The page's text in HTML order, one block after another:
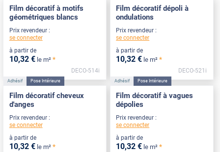
Film décoratif à motifs
géométriques blancs
Prix revendeur :
se connecter
à partir de
10,32 € le m² *
DECO-514i
Film décoratif dépoli à
ondulations
Prix revendeur :
se connecter
à partir de
10,32 € le m² *
DECO-521i
Adhésif Pose Intérieure
Film décoratif cheveux
d'anges
Prix revendeur :
se connecter
à partir de
10,32 € le m² *
Adhésif Pose Intérieure
Film décoratif à vagues
dépolies
Prix revendeur :
se connecter
à partir de
10,32 € le m² *